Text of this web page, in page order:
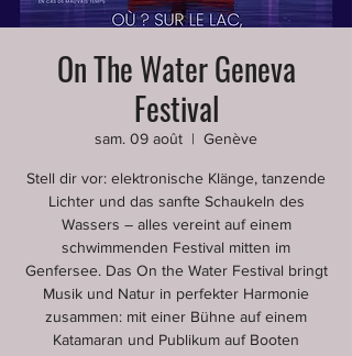
On The Water Geneva
Festival
sam. 09 août
  |
Genève
Stell dir vor: elektronische Klänge, tanzende
Lichter und das sanfte Schaukeln des
Wassers – alles vereint auf einem
schwimmenden Festival mitten im
Genfersee. Das On the Water Festival bringt
Musik und Natur in perfekter Harmonie
zusammen: mit einer Bühne auf einem
Katamaran und Publikum auf Booten